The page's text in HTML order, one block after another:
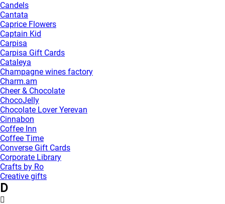
Candels
Cantata
Caprice Flowers
Captain Kid
Carpisa
Carpisa Gift Cards
Cataleya
Champagne wines factory
Charm.am
Cheer & Chocolate
ChocoJelly
Chocolate Lover Yerevan
Cinnabon
Coffee Inn
Coffee Time
Converse Gift Cards
Corporate Library
Crafts by Ro
Creative gifts
D